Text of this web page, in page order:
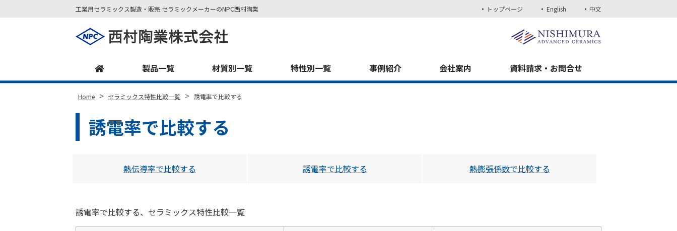
工業用セラミックス製造・販売 セラミックメーカーのNPC西村陶業 トップページ English 中文
製品一覧 材質別一覧 特性別一覧 事例紹介 会社案内 資料請求・お問合せ
Home > セラミックス特性比較一覧 > 誘電率で比較する
誘電率で比較する
熱伝導率で比較する 誘電率で比較する 熱膨張係数で比較する
誘電率で比較する、セラミックス特性比較一覧